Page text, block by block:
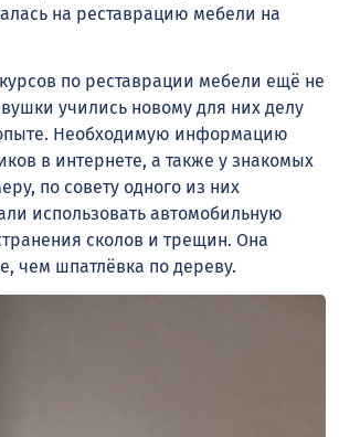
на реставрацию мебели на
по реставрации мебели ещё не
учились новому для них делу
Необходимую информацию
в интернете, а также у знакомых
по совету одного из них
использовать автомобильную
сколов и трещин. Она
чем шпатлёвка по дереву.